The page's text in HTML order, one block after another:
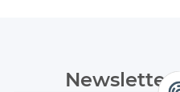
Newsletter